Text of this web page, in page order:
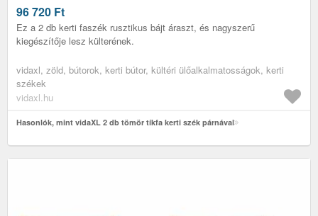
96 720 Ft
Ez a 2 db kerti faszék rusztikus bájt áraszt, és nagyszerű
kiegészítője lesz külterének.
vidaxl, zöld, bútorok, kerti bútor, kültéri ülőalkalmatosságok, kerti
székek
vidaxl.hu
Hasonlók, mint vidaXL 2 db tömör tíkfa kerti szék párnával